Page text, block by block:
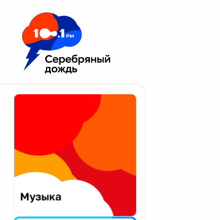
Москва 100.1 FM
Апатиты
Екатеринбург
Калининград
Калуга